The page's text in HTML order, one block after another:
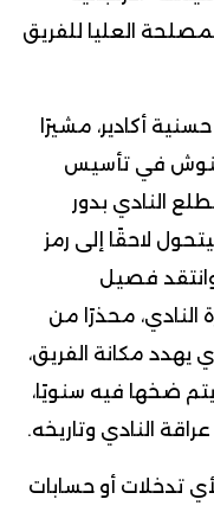
العليا للفريق
أكادير، مشيرًا
في تأسيس
النادي بدور
لاحقًا إلى رمز
فصيل
النادي، محذرًا من
يهدد مكانة الفريق،
يتم ضخها فيه سنويًا،
النادي وتاريخه.
تدخلات أو حسابات